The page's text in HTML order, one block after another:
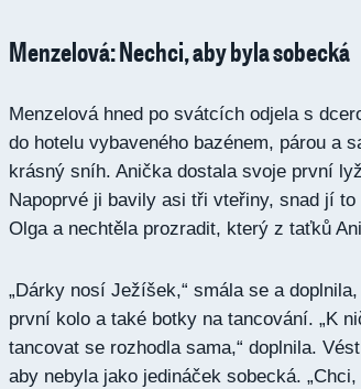
Menzelová: Nechci, aby byla sobecká
Menzelová hned po svátcích odjela s
do hotelu vybaveného bazénem, párou a
krásný sníh. Anička dostala svoje první
Napoprvé ji bavily asi tři vteřiny, snad jí
Olga a nechtěla prozradit, který z taťků
„Dárky nosí Ježíšek,“ smála se a
první kolo a také botky na tancování. „K
tancovat se rozhodla sama,“ doplnila.
aby nebyla jako jedináček sobecká.